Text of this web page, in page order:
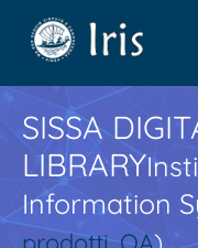
SISSA
LIBRARY
Information
prodotti,OA)